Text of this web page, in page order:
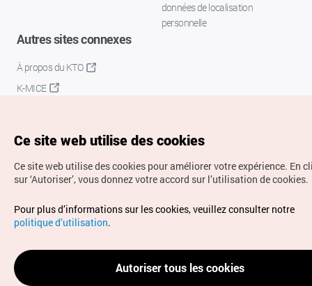
données de localisation
personnelle
Autres sites connexes
À propos du KTO
K-MICE
Droits d’auteur (c) Office National du Tourisme en Corée.
Tous droits réservés.
Pour les rapports d'erreurs et demandes de renseignements,
adressez vos demandes à
info.ontc@gmail.com
Ce site web utilise des cookies
Ce site web utilise des cookies pour améliorer votre expérience. En
sur ‘Autoriser’, vous donnez votre accord sur l’utilisation de cookies.
Pour plus d’informations sur les cookies, veuillez consulter notre
politique d’utilisation.
Autoriser tous les cookies